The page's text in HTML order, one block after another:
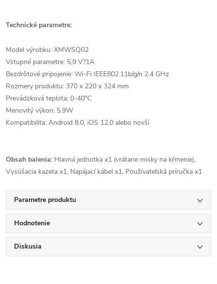
Technické parametre:
Model výrobku: XMWSQ02
Vstupné parametre: 5,9 V?1A
Bezdrôtové pripojenie: Wi-Fi IEEE802.11b/g/n 2,4 GHz
Rozmery produktu: 370 x 220 x 324 mm
Prevádzková teplota: 0-40°C
Menovitý výkon: 5.9W
Kompatibilita: Android 8.0, iOS 12.0 alebo novší
Obsah balenia: Hlavná jednotka x1 (vrátane misky na kŕmenie),
Vysúšacia kazeta x1, Napájací kábel x1, Používateľská príručka x1
Parametre produktu
Hodnotenie
Diskusia